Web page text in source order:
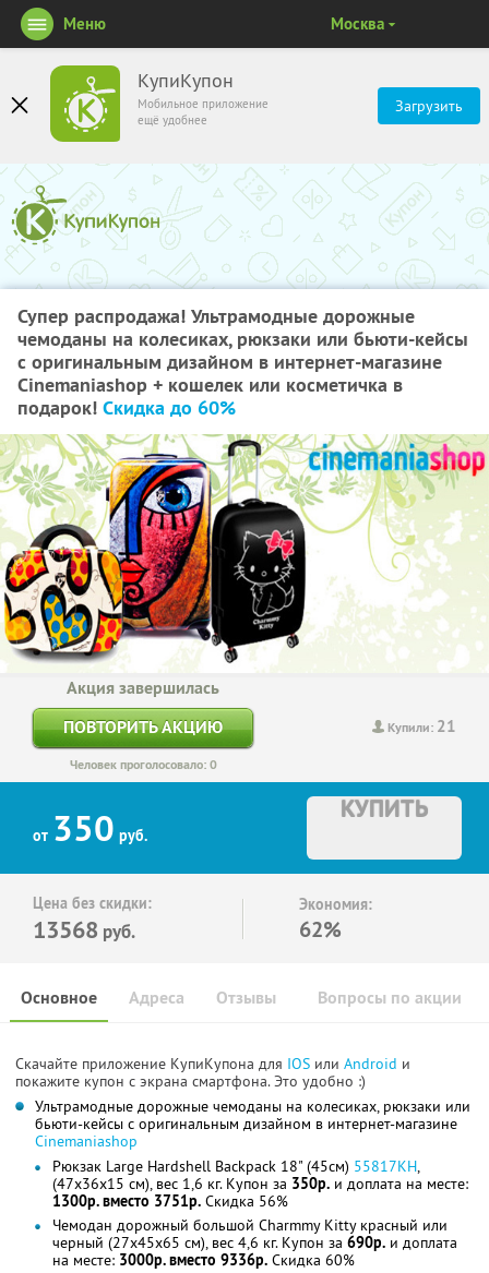
КупиКупон
Мобильное приложение
ещё удобнее
Загрузить
Меню Москва
Супер распродажа! Ультрамодные дорожные
чемоданы на колесиках, рюкзаки или бьюти-кейсы
с оригинальным дизайном в интернет-магазине
Cinemaniashop + кошелек или косметичка в
подарок! Скидка до 60%
Купили: 21
Акция завершилась
ПОВТОРИТЬ АКЦИЮ
Человек проголосовало: 0
от 350 руб.
КУПИТЬ
Цена без скидки:
13568 руб.
Экономия:
62%
Основное Отзывы Вопросы по акции
Адреса
Скачайте приложение КупиКупона для IOS или Android и
покажите купон с экрана смартфона. Это удобно :)
Ультрамодные дорожные чемоданы на колесиках, рюкзаки или
бьюти-кейсы с оригинальным дизайном в интернет-магазине
Cinemaniashop
Рюкзак Large Hardshell Backpack 18" (45см) 55817KН,
(47x36x15 см), вес 1,6 кг. Купон за 350р. и доплата на месте:
1300р. вместо 3751р. Скидка 56%
Чемодан дорожный большой Charmmy Kitty красный или
черный (27x45x65 см), вес 4,6 кг. Купон за 690р. и доплата
на месте: 3000р. вместо 9336р. Скидка 60%